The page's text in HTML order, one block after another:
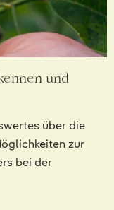
und
über die
zur
bei der